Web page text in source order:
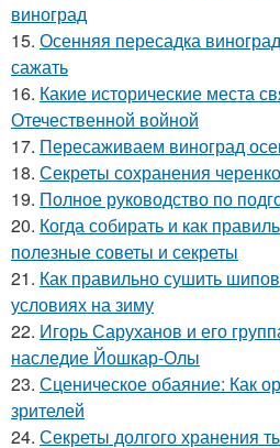
виноград
15. Осенняя пересадка
сажать
16. Какие исторические места
Отечественной войной
17. Пересаживаем виноград
18. Секреты сохранения
19. Полное руководство по
20. Когда собирать и как
полезные советы и секреты
21. Как правильно сушить
условиях на зиму
22. Игорь Саруханов и его
наследие Йошкар-Олы
23. Сценическое обаяние: Как
зрителей
24. Секреты долгого хранения